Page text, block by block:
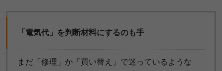
「電気代」を判断材料にするのも手
まだ「修理」か「買い替え」で迷っているような